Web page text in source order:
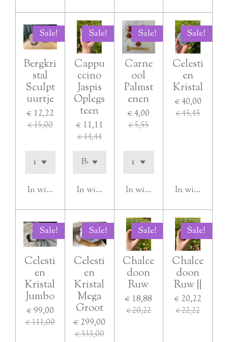
Sale!
Bergkri
stal
Sculpt
uurtje
€ 12,22
€ 15,00
In winkelwagen
Sale!
Cappu
ccino
Jaspis
Oplegs
teen
€ 11,11
€ 14,44
In winkelwagen
Sale!
Carne
ool
Palmst
enen
€ 4,00
€ 5,55
In winkelwagen
Sale!
Celesti
en
Kristal
€ 40,00
€ 45,45
In
Sale!
Celesti
en
Kristal
Jumbo
€ 99,00
€ 111,00
Sale!
Celesti
en
Kristal
Mega
Groot
€ 299,00
€ 333,00
Sale!
Chalce
doon
Ruw
€ 18,88
€ 20,22
Sale!
Chalce
doon
Ruw ||
€ 20,22
€ 22,22